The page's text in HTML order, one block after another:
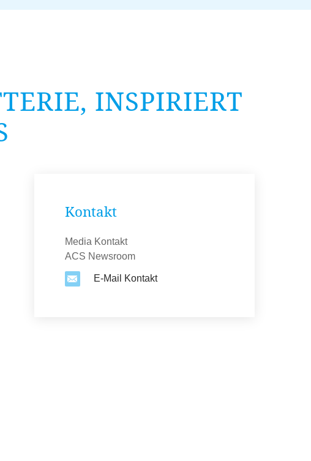
INSPIRIERT
Kontakt
Media Kontakt
ACS Newsroom
E-Mail Kontakt